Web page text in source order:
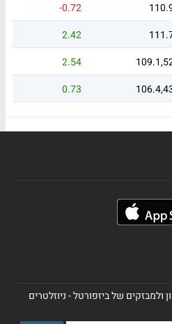
-0.72
2.42
2.54
0.73
של ביזפורטל - ניוזלטרים